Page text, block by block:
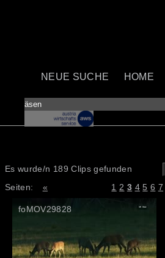
NEUE SUCHE HOME
Es wurde/n 189 Clips gefunden
Seiten: « 1 2 3 4 5 6 7
foMOV29828